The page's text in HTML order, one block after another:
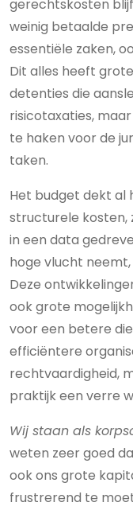
gerechtskosten
weinig betaalde
essentiële zaken,
Dit alles heeft
detenties die
risicotaxaties,
te haken voor de
taken.
Het budget dekt al
structurele kosten,
in een data
hoge vlucht
Deze
ook grote
voor een betere
efficiëntere
rechtvaardigheid,
praktijk een verre
Wij staan als
weten zeer goed
ook ons grote
frustrerend te